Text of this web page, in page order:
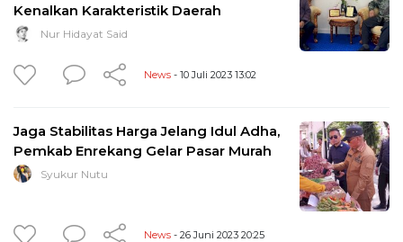
Kenalkan Karakteristik Daerah
Nur Hidayat Said
News - 10 Juli 2023 13:02
Jaga Stabilitas Harga Jelang Idul Adha,
Pemkab Enrekang Gelar Pasar Murah
Syukur Nutu
News - 26 Juni 2023 20:25